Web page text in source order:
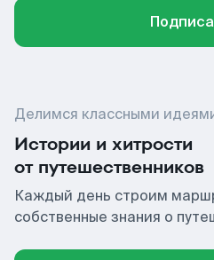
Делимся классными
Истории и хитрости
от путешественников
Каждый день строим
собственные знания о